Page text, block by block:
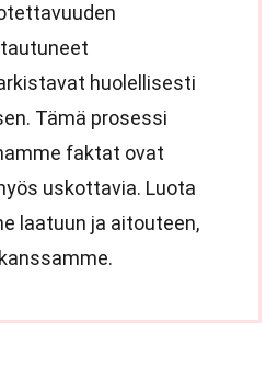
huolellisesti
Tämä prosessi
faktat ovat
uskottavia. Luota
laatuun ja aitouteen,